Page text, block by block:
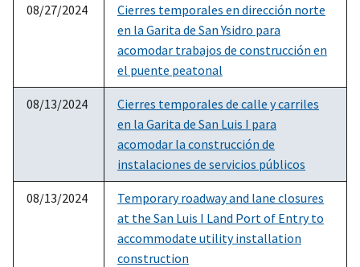
08/27/2024
Cierres temporales en dirección norte
en la Garita de San Ysidro para
acomodar trabajos de construcción en
el puente peatonal
08/13/2024
Cierres temporales de calle y carriles
en la Garita de San Luis I para
acomodar la construcción de
instalaciones de servicios públicos
08/13/2024
Temporary roadway and lane closures
at the San Luis I Land Port of Entry to
accommodate utility installation
construction